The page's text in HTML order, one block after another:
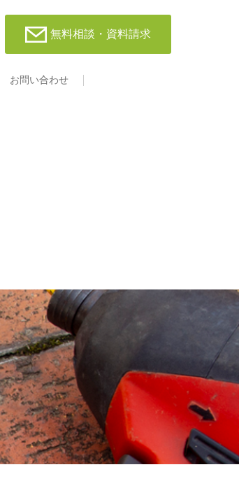
無料相談・資料請求
お問い合わせ
4